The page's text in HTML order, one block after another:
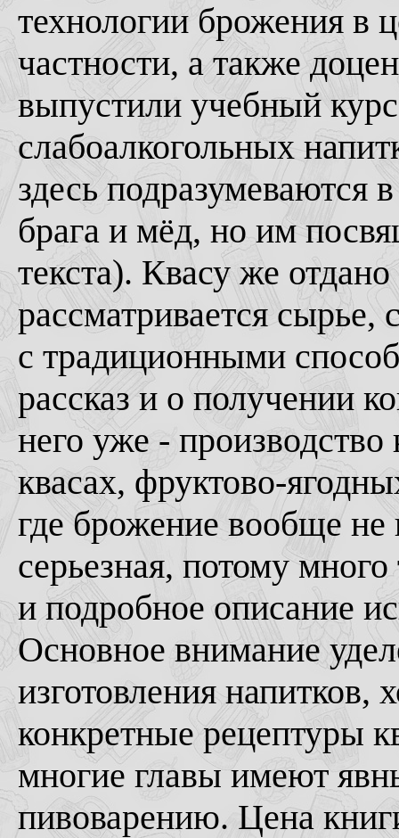
технологии брожения в
частности, а также
выпустили учебный
слабоалкогольных
здесь подразумеваются
брага и мёд, но им
текста). Квасу же
рассматривается сырье,
с традиционными
рассказ и о получении
него уже - производство
квасах, фруктово-
где брожение вообще не
серьезная, потому
и подробное описание
Основное внимание
изготовления напитков,
конкретные рецептуры
многие главы имеют
пивоварению. Цена